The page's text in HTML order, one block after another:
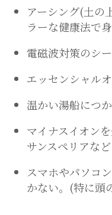
アーシング(土の
ラーな健康法で
電磁波対策のシ
エッセンシャル
温かい湯船につ
マイナスイオン
サンスペリアな
スマホやパソコ
かない。(特に頭